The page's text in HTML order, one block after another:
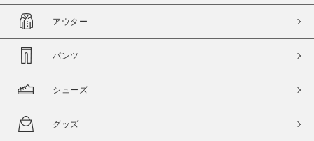
アウター
パンツ
シューズ
グッズ